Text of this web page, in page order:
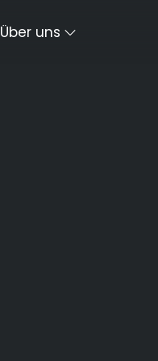
Über uns